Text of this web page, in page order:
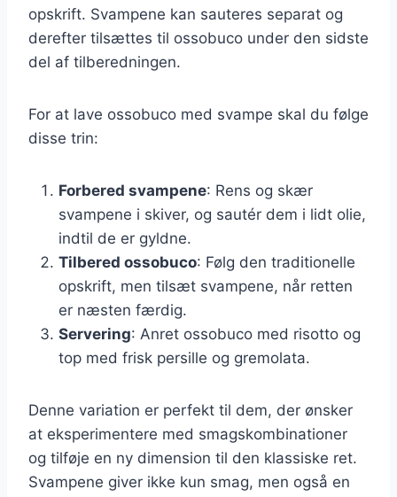
opskrift. Svampene kan sauteres separat og
derefter tilsættes til ossobuco under den sidste
del af tilberedningen.
For at lave ossobuco med svampe skal du følge
disse trin:
Forbered svampene: Rens og skær
svampene i skiver, og sautér dem i lidt olie,
indtil de er gyldne.
Tilbered ossobuco: Følg den traditionelle
opskrift, men tilsæt svampene, når retten
er næsten færdig.
Servering: Anret ossobuco med risotto og
top med frisk persille og gremolata.
Denne variation er perfekt til dem, der ønsker
at eksperimentere med smagskombinationer
og tilføje en ny dimension til den klassiske ret.
Svampene giver ikke kun smag, men også en